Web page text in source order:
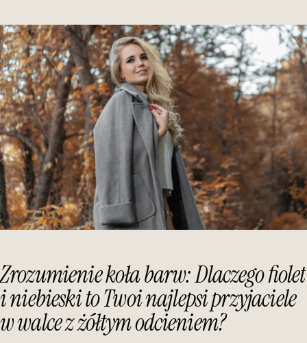
Zrozumienie koła barw: Dlaczego fiolet
i niebieski to Twoi najlepsi przyjaciele
w walce z żółtym odcieniem?